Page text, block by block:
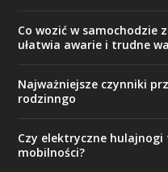
Co wozić w samochodzie
ułatwia awarie i trudne
Najważniejsze czynniki
rodzinngo
Czy elektryczne hulajnogi
mobilności?